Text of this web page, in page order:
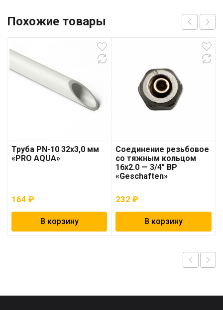
Похожие товары
Труба PN-10 32х3,0 мм
«PRO AQUA»
164 ₽
В корзину
Соединение резьбовое
со тяжным кольцом
16х2.0 — 3/4″ ВР
«Geschaften»
232₽
В корзину